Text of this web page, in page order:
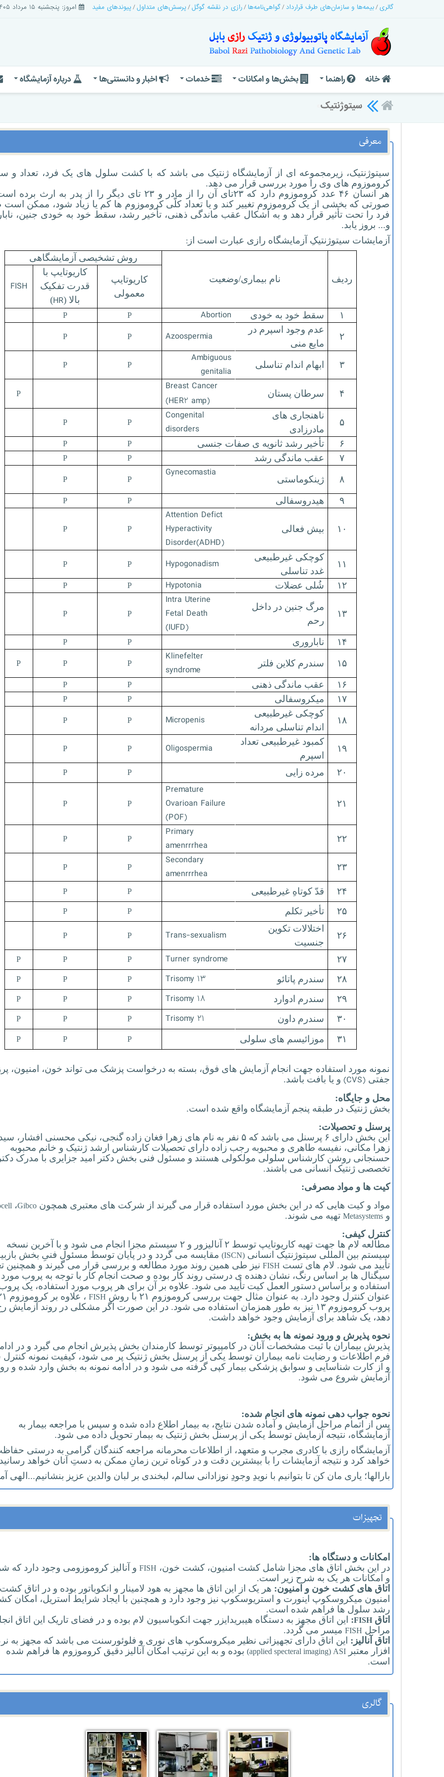
گالری بیمه‌ها و سازمان‌های طرف قرارداد گواهی‌نامه‌ها رازی در نقشه گوگل پرسش‌های متداول پیوندهای مفید امروز: پنجشنبه ۱۵ مرداد ۱۴۰۵
خانه راهنما بخش‌ها و امکانات خدمات اخبار و دانستنی‌ها درباره آزمایشگاه
سیتوژنتیک
معرفی
سیتوژنتیک، زیرمجموعه ای از آزمایشگاه ژنتیک می باشد که با کشت سلول های یک فرد، تعداد و
کروموزوم های وی را مورد بررسی قرار می دهد.
هر انسان ۴۶ عدد کروموزوم دارد که ۲۳تای آن را از مادر و ۲۳ تای دیگر را از پدر به
صورتی که بخشی از یک کروموزوم تغییر کند و یا تعداد کلّی کروموزوم ها کم یا زیاد شود، ممکن است
فرد را تحت تأثیر قرار دهد و به اَشکال عقب ماندگی ذهنی، تأخیر رشد، سقط خود به خودی جنین،
و... بروز یابد.
آزمایشات سیتوژنتیکِ آزمایشگاه رازی عبارت است از :
ردیف نام بیماری/وضعیت
روش تشخیصی آزمایشگاهی
کاریوتایپ
معمولی
کاریوتایپ با
قدرت تفکیک
بالا (HR
)
FISH
۱ سقط خود به خودی Abortion
P
P
۲
عدم وجود اسپرم در
مایع منی
Azoospermia
P
P
۳ ابهام اندام تناسلی
Ambiguous
genitalia
P
P
۴ سرطان پستان
Breast Cancer
(HER۲ amp)
P
۵
ناهنجاری های
مادرزادی
Congenital
disorders
P
P
۶ تأخیر رشد ثانویه ی صفات جنسی P
P
۷ عقب ماندگی رشد P
P
۸ ژینکوماستی
Gynecomastia
P
P
۹ هیدروسفالی P
P
۱۰ بیش فعالی
Attention Defict
Hyperactivity
Disorder(ADHD)
P
P
۱۱
کوچکی غیرطبیعی
غدد تناسلی
Hypogonadism
P
P
۱۲ شُلی عضلات Hypotonia
P
P
۱۳
مرگ جنین در داخل
رحم
Intra Uterine
Fetal Death
(IUFD)
P
P
۱۴ ناباروری P
P
۱۵ سندرم کلاین فلتر
Klinefelter
syndrome
P
P
P
۱۶ عقب ماندگی ذهنی P
P
۱۷ میکروسفالی P
P
۱۸
کوچکی غیرطبیعی
اندام تناسلی مردانه
Micropenis
P
P
۱۹
کمبود غیرطبیعی تعداد
اسپرم
Oligospermia
P
P
۲۰ مرده زایی P
P
۲۱
Premature
Ovarioan Failure
(POF)
P
P
۲۲
Primary
amenrrrhea
P
P
۲۳
Secondary
amenrrrhea
P
P
۲۴ قدّ کوتاهِ غیرطبیعی P
P
۲۵ تأخیر تکلم P
P
۲۶
اختلالات تکوین
جنسیت
Trans-sexualism
P
P
۲۷ Turner syndrome
P
P
P
۲۸ سندرم پاتائو Trisomy ۱۳ P
P
P
۲۹ سندرم ادوارد Trisomy ۱۸ P
P
P
۳۰ سندرم داون Trisomy ۲۱ P
P
P
۳۱ موزائیسم های سلولی P
P
P
نمونه مورد استفاده جهت انجام آزمایش های فوق، بسته به درخواست پزشک می تواند خون، امنیون،
جفتی (CVS) و یا بافت باشد.
محل و جایگاه:
بخش ژنتیک در طبقه پنجم آزمایشگاه واقع شده است.
پرسنل و تحصیلات:
این بخش دارای ۶ پرسنل می باشد که ۵ نفر به نام های زهرا فغان زاده گنجی، نیکی محسنی افشار،
زهرا مکانی، نفیسه طاهری و محبوبه رجب زاده دارای تحصیلات کارشناس ارشد ژنتیک و خانم محبوبه
حسنجانی روشن کارشناس سلولی مولکولی هستند و مسئول فنی بخش دکتر امید جزایری با مدرک
تخصصی ژنتیک انسانی می باشند.
کیت ها و مواد مصرفی:
مواد و کیت هایی که در این بخش مورد استفاده قرار می گیرند از شرکت های معتبری همچون Gibco،
و Metasystems تهیه می شوند.
کنترل کیفی:
مطالعه لام ها جهت تهیه کاریوتایپ توسط ۲ آنالیزور و ۲ سیستم مجزا انجام می شود و با آخرین نسخه
سیستم بین المللی سیتوژنتیک انسانی (ISCN) مقایسه می گردد و در پایان توسط مسئول فنیِ بخش
تأیید می شود. لام های تست FISH نیز طی همین روند مورد مطالعه و بررسی قرار می گیرند و همچنین
سیگنال ها بر اساس رنگ، نشان دهنده ی درستی روند کار بوده و صحت انجام کار با توجه به پروب مورد
استفاده و براساس دستور العمل کیت تأیید می شود. علاوه بر آن برای هر پروب مورد استفاده، یک
عنوان کنترل وجود دارد. به عنوان مثال جهت بررسی کروموزوم ۲۱ با روش
FISH
پروب کروموزوم ۱۳ نیز به طور همزمان استفاده می شود. در این صورت اگر مشکلی در روند آزمایش
دهد، یک شاهد برای آزمایش وجود خواهد داشت.
نحوه پذیرش و ورود نمونه ها به بخش:
پذیرش بیماران با ثبت مشخصات آنان در کامپیوتر توسط کارمندان بخش پذیرش انجام می گیرد و در
فرم اطلاعات و رضایت نامه بیماران توسط یکی از پرسنل بخش ژنتیک پر می شود، کیفیت نمونه
و از کارت شناسایی و سوابق پزشکی بیمار کپی گرفته می شود و در ادامه نمونه به بخش وارد شده و
آزمایش شروع می شود.
نحوه جواب دهی نمونه های انجام شده:
پس از اتمام مراحل آزمایش و آماده شدن نتایج، به بیمار اطلاع داده شده و سپس با مراجعه بیمار به
آزمایشگاه، نتیجه آزمایش توسط یکی از پرسنل بخش ژنتیک به بیمار تحویل داده می شود.
آزمایشگاه رازی با کادری مجرب و متعهد، از اطلاعات محرمانه مراجعه کنندگان گرامی به درستی
خواهد کرد و نتیجه آزمایشات را با بیشترین دقت و در کوتاه ترین زمانِ ممکن به دستِ آنان خواهد
بارالها؛ یاری مان کن تا بتوانیم با نویدِ وجودِ نوزادانی سالم، لبخندی بر لبان والدین عزیز بنشانیم...الهی
تجهیزات
امکانات و دستگاه ها:
در این بخش اتاق های مجزا شامل کشت امنیون، کشت خون، FISH و آنالیز کروموزومی وجود دارد که
و امکانات هر یک به شرح زیر است.
اتاق های کشت خون و امنیون: هر یک از این اتاق ها مجهز به هود لامینار و انکوباتور بوده و در اتاق کشت
امنیون میکروسکوپ اینورت و استریوسکوپ نیز وجود دارد و همچنین با ایجاد شرایط استریل، امکان
رشد سلول ها فراهم شده است.
اتاق FISH
: این اتاق مجهز به دستگاه هیبریدایزر جهت انکوباسیون لام بوده و در فضای تاریک این اتاق
مراحل FISH میسر می گردد.
اتاق آنالیز: این اتاق دارای تجهیزاتی نظیر میکروسکوپ های نوری و فلوئورسنت می باشد که مجهز به
افزار معتبر
(applied specteral imaging) ASI بوده و به این ترتیب امکان آنالیز دقیق کروموزوم ها فراهم شده
است.
گالری